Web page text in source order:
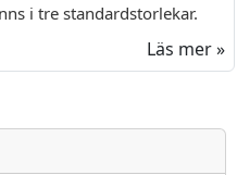
i tre standardstorlekar.
Läs mer »